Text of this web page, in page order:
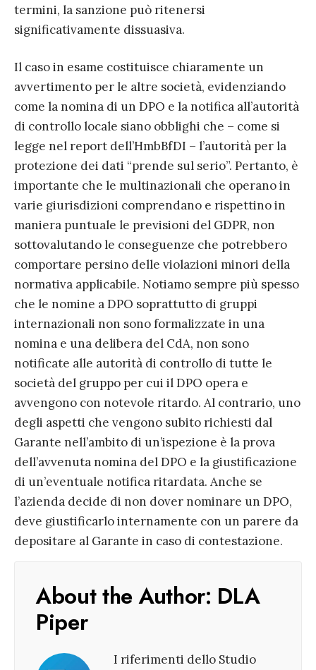
termini, la sanzione può ritenersi
significativamente dissuasiva.
Il caso in esame costituisce chiaramente un
avvertimento per le altre società, evidenziando
come la nomina di un DPO e la notifica all’autorità
di controllo locale siano obblighi che – come si
legge nel report dell’HmbBfDI – l’autorità per la
protezione dei dati “prende sul serio”. Pertanto, è
importante che le multinazionali che operano in
varie giurisdizioni comprendano e rispettino in
maniera puntuale le previsioni del GDPR, non
sottovalutando le conseguenze che potrebbero
comportare persino delle violazioni minori della
normativa applicabile. Notiamo sempre più spesso
che le nomine a DPO soprattutto di gruppi
internazionali non sono formalizzate in una
nomina e una delibera del CdA, non sono
notificate alle autorità di controllo di tutte le
società del gruppo per cui il DPO opera e
avvengono con notevole ritardo. Al contrario, uno
degli aspetti che vengono subito richiesti dal
Garante nell’ambito di un’ispezione è la prova
dell’avvenuta nomina del DPO e la giustificazione
di un’eventuale notifica ritardata. Anche se
l’azienda decide di non dover nominare un DPO,
deve giustificarlo internamente con un parere da
depositare al Garante in caso di contestazione.
About the Author: DLA
Piper
I riferimenti dello Studio